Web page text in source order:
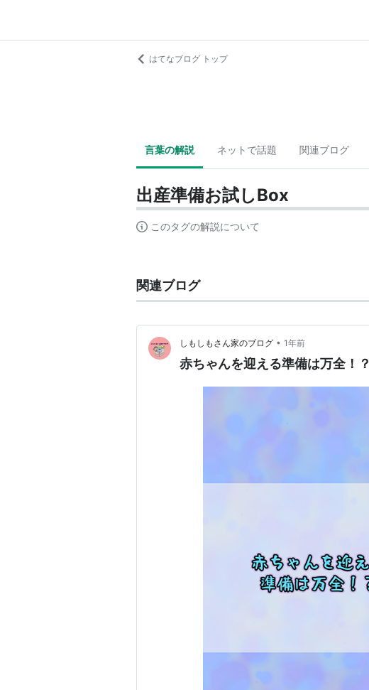
はてなブログ トップ
言葉の解説 ネットで話題 関連ブログ
出産準備お試しBox
このタグの解説について
関連ブログ
しもしもさん家のブログ • 1年前
赤ちゃんを迎える準備は万全！？